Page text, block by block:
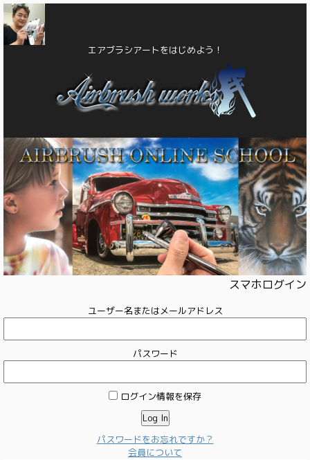
エアブラシアートをはじめよう！
スマホログイン
ユーザー名またはメールアドレス
パスワード
ログイン情報を保存
パスワードをお忘れですか？
会員について